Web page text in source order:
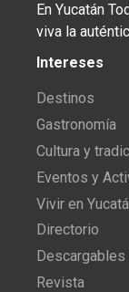
En Yucatán
viva la
Intereses
Destinos
Gastronomía
Cultura y
Eventos y
Vivir en
Directorio
Descargables
Revista